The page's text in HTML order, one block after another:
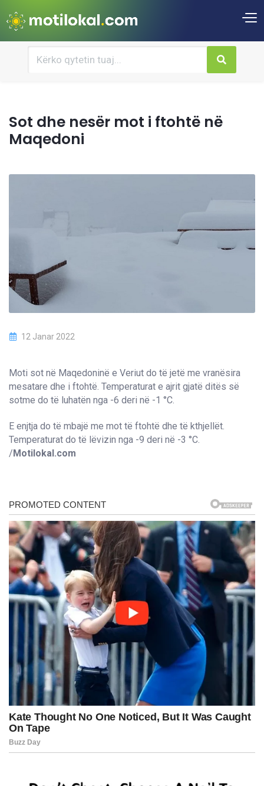
Sot dhe nesër mot i ftohtë në
Maqedoni
12 Janar 2022
Moti sot në Maqedoninë e Veriut do të jetë me vranësira
mesatare dhe i ftohtë. Temperaturat e ajrit gjatë ditës së
sotme do të luhatën nga -6 deri në -1 °C.
E enjtja do të mbajë me mot të ftohtë dhe të kthjellët.
Temperaturat do të lëvizin nga -9 deri në -3 °C.
/ Motilokal.com